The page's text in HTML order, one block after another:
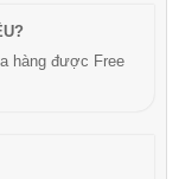
hàng được Free